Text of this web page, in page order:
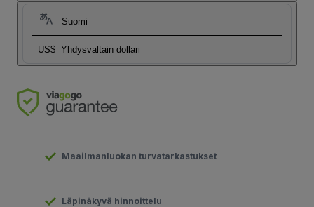
Suomi
US$ Yhdysvaltain dollari
Maailmanluokan turvatarkastukset
Läpinäkyvä hinnoittelu